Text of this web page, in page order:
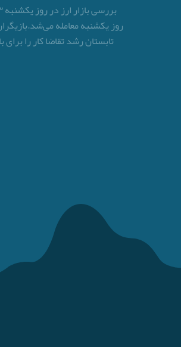
روز یکشنبه معامله
تابستان رشد تقاضا کار را